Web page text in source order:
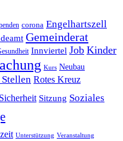
corona Engelhartszell
Gemeinderat
Innviertel Job Kinder
Kurs Neubau
Rotes Kreuz
Sicherheit Sitzung Soziales
Unterstützung Veranstaltung